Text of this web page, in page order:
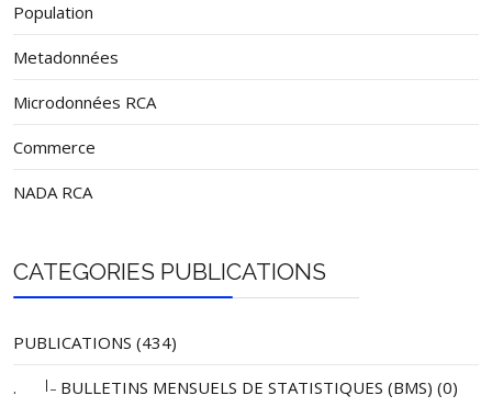
Population
Metadonnées
Microdonnées RCA
Commerce
NADA RCA
CATEGORIES PUBLICATIONS
PUBLICATIONS (434)
. |_ BULLETINS MENSUELS DE STATISTIQUES (BMS) (0)